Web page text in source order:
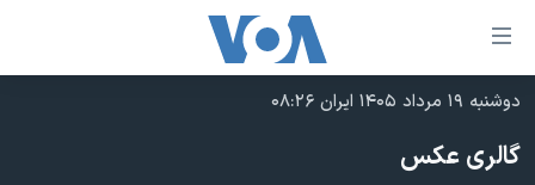
لینکهای
قابل
دسترسی
جهش
نسخه سبک وب‌سایت
دوشنبه ۱۹ مرداد ۱۴۰۵ ایران ۰۸:۲۶
گالری عکس